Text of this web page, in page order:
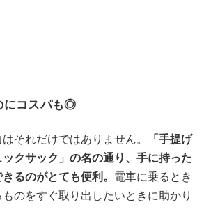
にコスパも◎
それだけではありません。
「手提げ
クサック」の名の通り、手に持った
るのがとても便利。 電車に乗るとき
のをすぐ取り出したいときに助かり